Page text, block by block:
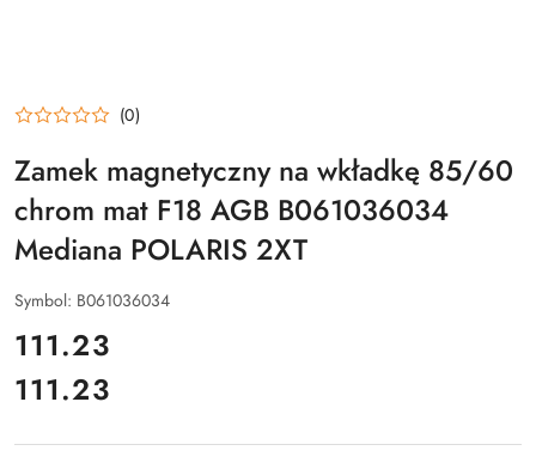
(0)
Zamek magnetyczny na wkładkę 85/60
chrom mat F18 AGB B061036034
Mediana POLARIS 2XT
Symbol: B061036034
cena:
111.23
Cena:
111.23